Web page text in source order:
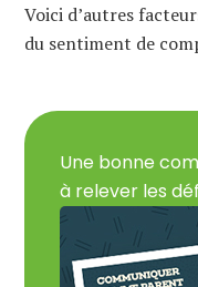
Voici d’autres
du sentiment de
Une bonne
à relever les